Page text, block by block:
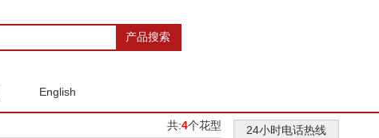
English
24小时电话热线
共:4个花型